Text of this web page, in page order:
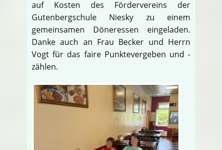
auf Kosten des Fördervereins der
Gutenbergschule Niesky zu einem
gemeinsamen Döneressen eingeladen.
Danke auch an Frau Becker und Herrn
Vogt für das faire Punktevergeben und -
zählen.